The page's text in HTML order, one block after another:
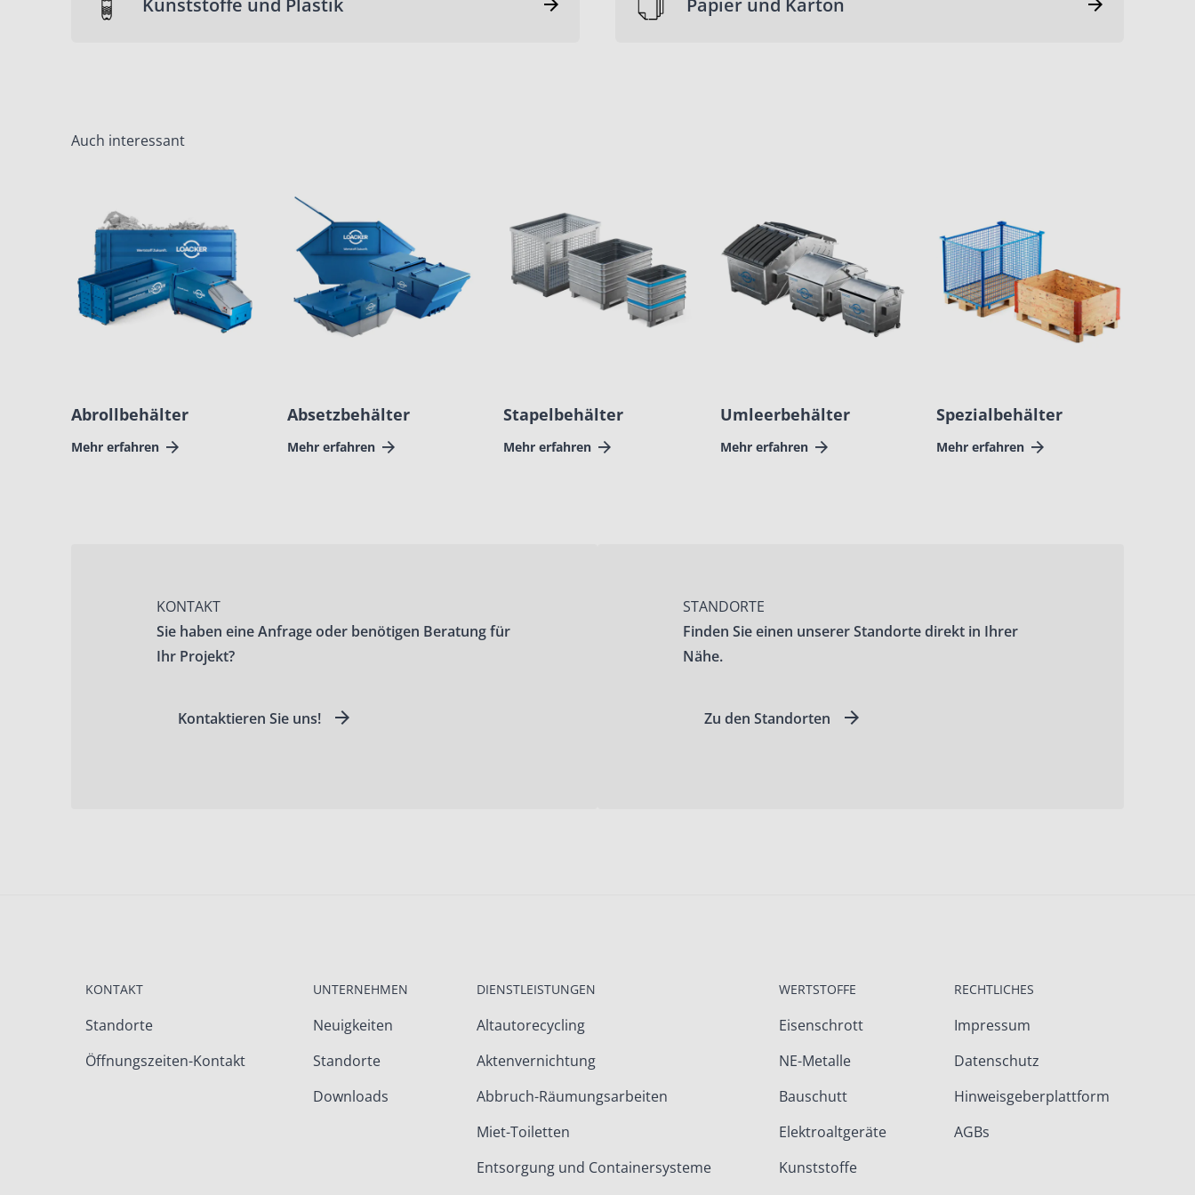
Auch interessant
Abrollbehälter
Mehr erfahren
Absetzbehälter
Mehr erfahren
Stapelbehälter
Mehr erfahren
Umleerbehälter
Mehr erfahren
Spezialbehälter
Mehr erfahren
KONTAKT
Sie haben eine Anfrage oder benötigen Beratung für
Ihr Projekt?
Kontaktieren Sie uns!
STANDORTE
Finden Sie einen unserer Standorte direkt in Ihrer
Nähe.
Zu den Standorten
KONTAKT
Standorte
Öffnungszeiten-Kontakt
UNTERNEHMEN
Neuigkeiten
Standorte
Downloads
DIENSTLEISTUNGEN
Altautorecycling
Aktenvernichtung
Abbruch-Räumungsarbeiten
Miet-Toiletten
Entsorgung und Containersysteme
WERTSTOFFE
Eisenschrott
NE-Metalle
Bauschutt
Elektroaltgeräte
Kunststoffe
RECHTLICHES
Impressum
Datenschutz
Hinweisgeberplattform
AGBs